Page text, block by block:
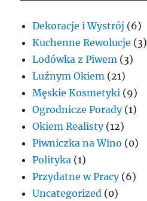
Dekoracje i Wystrój (6)
Kuchenne Rewolucje (3)
Lodówka z Piwem (3)
Luźnym Okiem (21)
Męskie Kosmetyki (9)
Ogrodnicze Porady(1)
Okiem Realisty(12)
Piwniczka na Wino (0)
Polityka (1)
Przydatne w Pracy(6)
Uncategorized (0)